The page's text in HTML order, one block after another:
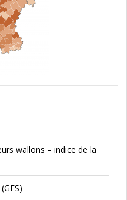
wallons – indice de la